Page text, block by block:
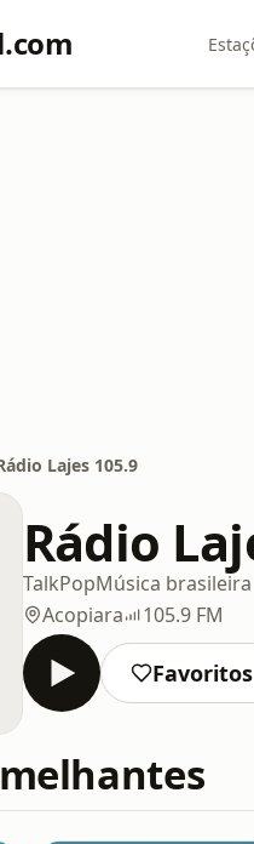
Lajes 105.9
Rádio
TalkPopMúsica brasileira
Acopiara
105.9 FM
Favoritos